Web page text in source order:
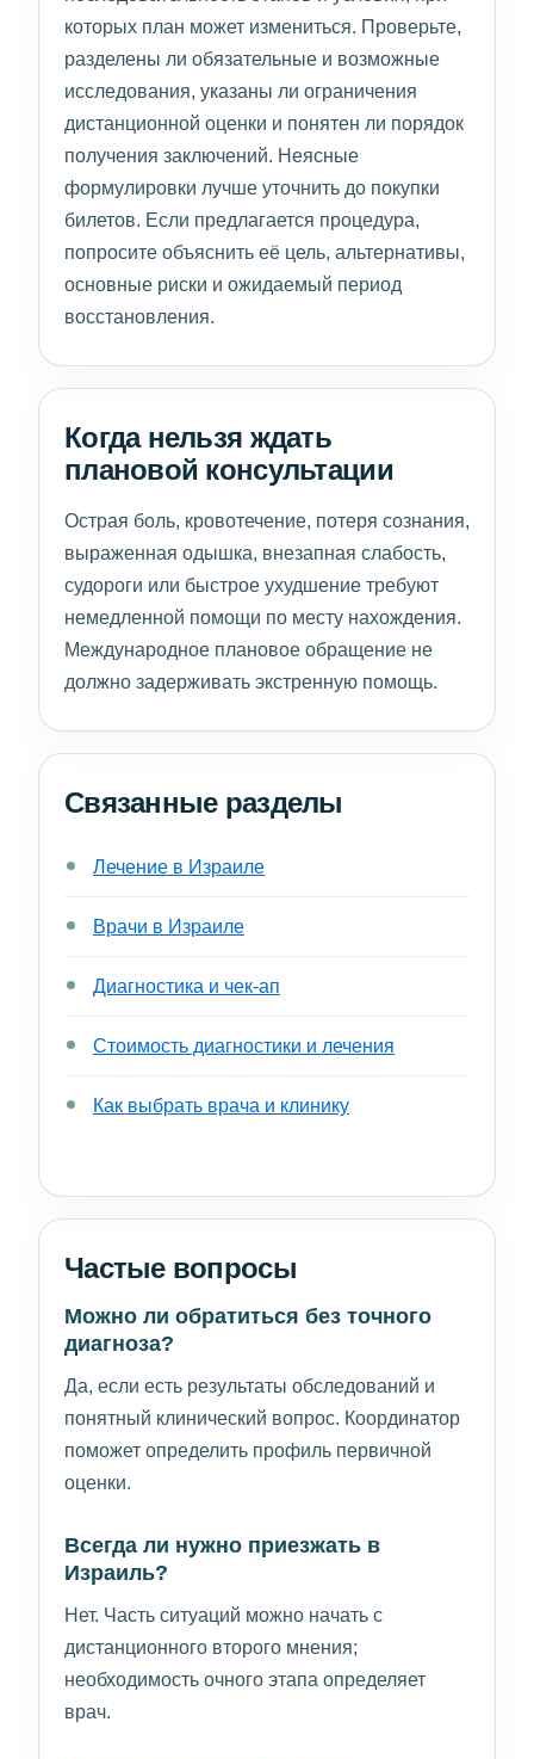
которых план может измениться. Проверьте,
разделены ли обязательные и возможные
исследования, указаны ли ограничения
дистанционной оценки и понятен ли порядок
получения заключений. Неясные
формулировки лучше уточнить до покупки
билетов. Если предлагается процедура,
попросите объяснить её цель, альтернативы,
основные риски и ожидаемый период
восстановления.
Когда нельзя ждать
плановой консультации
Острая боль, кровотечение, потеря сознания,
выраженная одышка, внезапная слабость,
судороги или быстрое ухудшение требуют
немедленной помощи по месту нахождения.
Международное плановое обращение не
должно задерживать экстренную помощь.
Связанные разделы
Лечение в Израиле
Врачи в Израиле
Диагностика и чек-ап
Стоимость диагностики и лечения
Как выбрать врача и клинику
Частые вопросы
Можно ли обратиться без точного
диагноза?
Да, если есть результаты обследований и
понятный клинический вопрос. Координатор
поможет определить профиль первичной
оценки.
Всегда ли нужно приезжать в
Израиль?
Нет. Часть ситуаций можно начать с
дистанционного второго мнения;
необходимость очного этапа определяет
врач.